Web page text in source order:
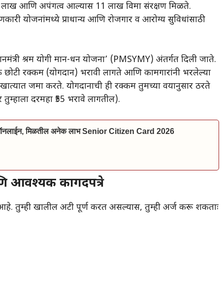
लाख आणि अपंगत्व आल्यास 11 लाख विमा संरक्षण मिळते.
योजनांमध्ये प्राधान्य आणि रोजगार व आरोग्य सुविधांसाठी
श्रम योगी मान-धन योजना’ (PMSYMY) अंतर्गत दिली जाते.
रक्कम (योगदान) भरावी लागते आणि कामगारांनी भरलेल्या
जमा करते. योगदानाची ही रक्कम तुमच्या वयानुसार ठरते
दरमहा ₹55 भरावे लागतील).
ऑनलाईन, मिळतील अनेक लाभ Senior Citizen Card 2026
आवश्यक कागदपत्रे
आहे. तुम्ही खालील अटी पूर्ण करत असल्यास, तुम्ही अर्ज करू शकताः